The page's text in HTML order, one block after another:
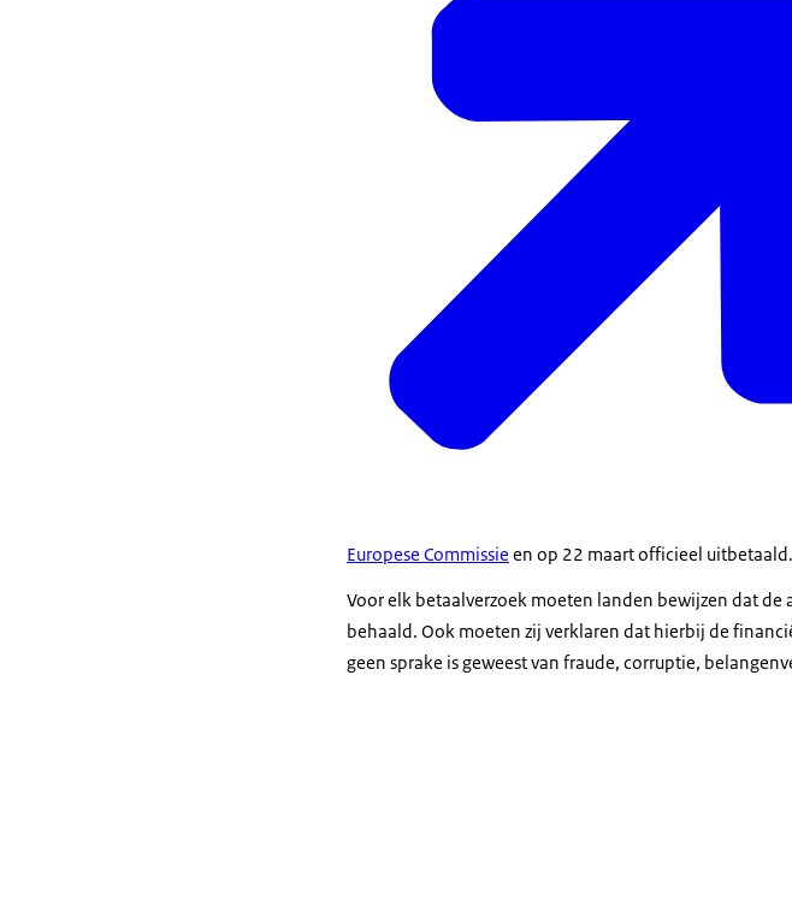
Europese Commissie en op 22 maart officieel uitbetaald.
Voor elk betaalverzoek moeten landen bewijzen dat
behaald. Ook moeten zij verklaren dat hierbij de
geen sprake is geweest van fraude, corruptie,